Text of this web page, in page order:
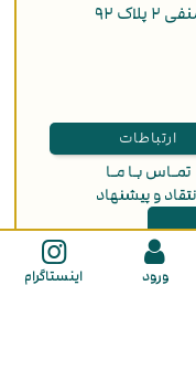
ورود اینستاگرام
ارتباطات
تمـاس بـا مـا
و پیشنهاد